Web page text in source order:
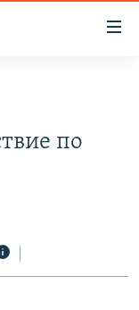
по